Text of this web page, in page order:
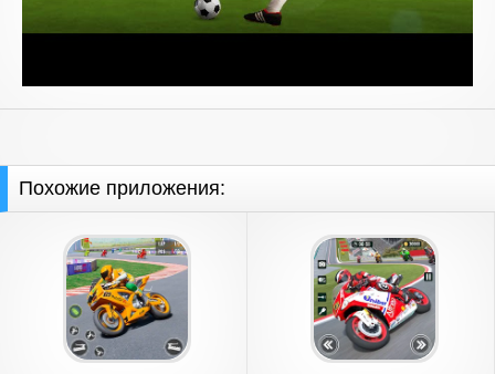
Похожие приложения: